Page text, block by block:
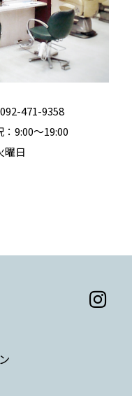
471-9358
9:00～19:00
曜日